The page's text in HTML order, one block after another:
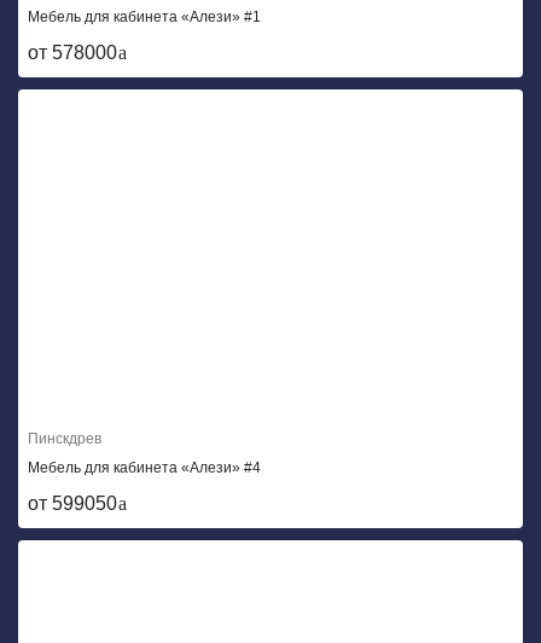
Мебель для кабинета «Алези» #1
от 578000
Пинскдрев
Мебель для кабинета «Алези» #4
от 599050